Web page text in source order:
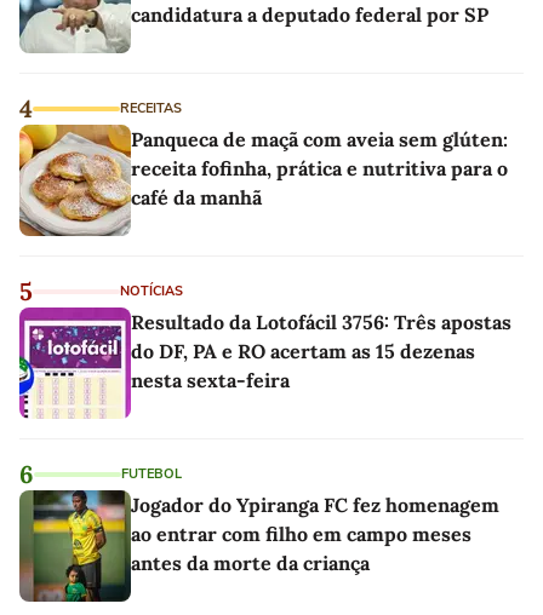
candidatura a deputado federal por SP
4 RECEITAS
Panqueca de maçã com aveia sem glúten:
receita fofinha, prática e nutritiva para o
café da manhã
5 NOTÍCIAS
Resultado da Lotofácil 3756: Três apostas
do DF, PA e RO acertam as 15 dezenas
nesta sexta-feira
6 FUTEBOL
Jogador do Ypiranga FC fez homenagem
ao entrar com filho em campo meses
antes da morte da criança